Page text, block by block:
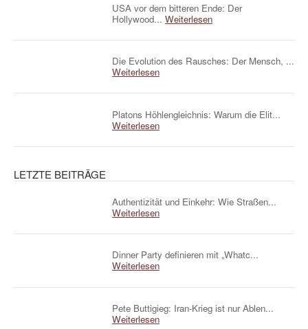
USA vor dem bitteren Ende: Der
Hollywood... Weiterlesen
Die Evolution des Rausches: Der Mensch, ...
Weiterlesen
Platons Höhlengleichnis: Warum die Elit...
Weiterlesen
LETZTE BEITRÄGE
Authentizität und Einkehr: Wie Straßen...
Weiterlesen
Dinner Party definieren mit „Whatc...
Weiterlesen
Pete Buttigieg: Iran-Krieg ist nur Ablen...
Weiterlesen